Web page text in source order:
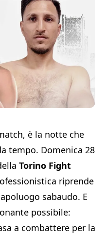
è la notte che
tempo. Domenica 28
Torino Fight
riprende
sabaudo. E
possibile:
a combattere per la